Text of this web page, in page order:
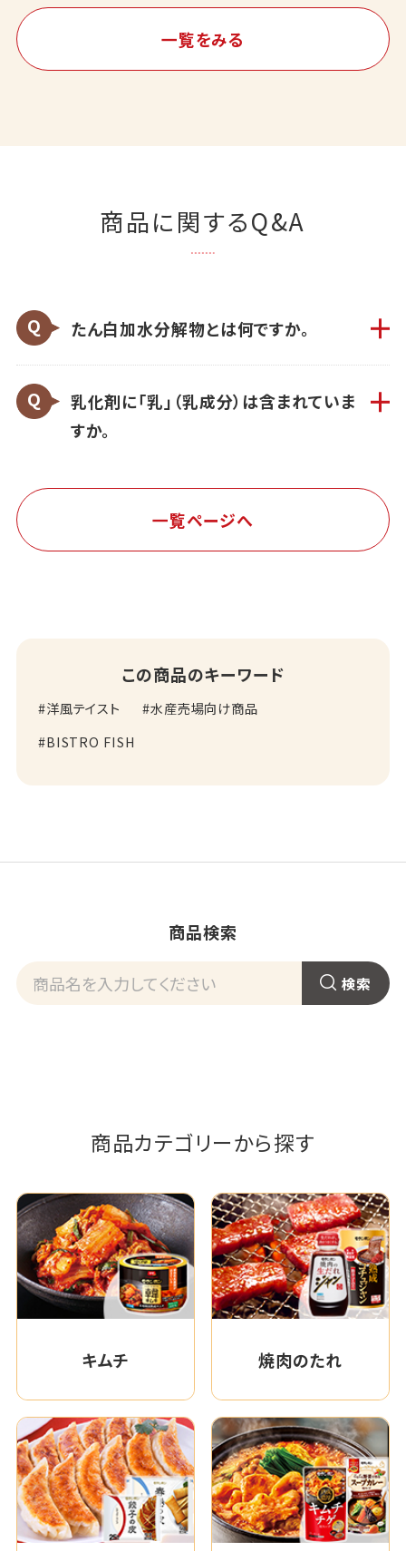
一覧をみる
商品に関するQ&A
たん白加水分解物とは何ですか。
乳化剤に「乳」（乳成分）は含まれていま
すか。
一覧ページへ
この商品のキーワード
洋風テイスト
水産売場向け商品
BISTRO FISH
商品検索
商品カテゴリーから探す
キムチ 焼肉のたれ